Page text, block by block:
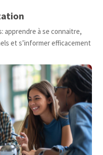
apprendre à se connaitre,
et s’informer efficacement